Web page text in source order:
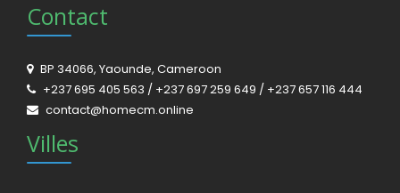
Contact
BP 34066, Yaounde, Cameroon
+237 695 405 563 / +237 697 259 649 / +237 657 116 444
contact@homecm.online
Villes